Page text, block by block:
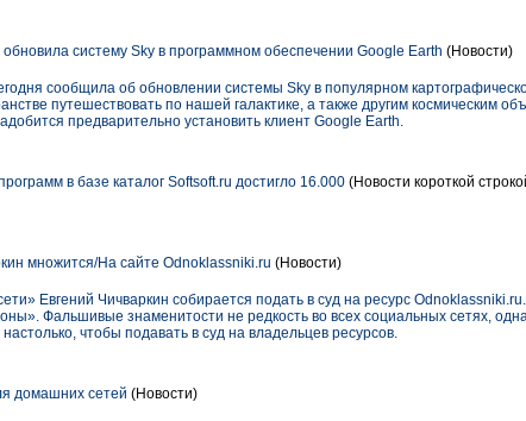
систему Sky в программном обеспечении Google Earth (Новости)
сообщила об обновлении системы Sky в популярном
путешествовать по нашей галактике, а также другим космическим
предварительно установить клиент Google Earth.
в базе каталог Softsoft.ru достигло 16.000 (Новости короткой
множится/На сайте Odnoklassniki.ru (Новости)
Евгений Чичваркин собирается подать в суд на ресурс
Фальшивые знаменитости не редкость во всех социальных сетях,
чтобы подавать в суд на владельцев ресурсов.
домашних сетей (Новости)